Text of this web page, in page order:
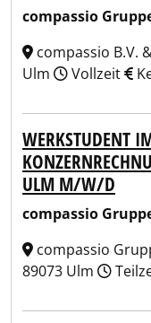
compassio
compassio B.V.
Ulm
Vollzeit
WERKSTUDENT
ULM M/W/D
compassio
compassio
89073 Ulm